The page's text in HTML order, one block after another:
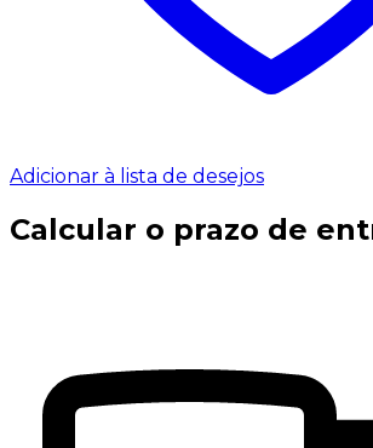
Adicionar à lista de desejos
Calcular o prazo de